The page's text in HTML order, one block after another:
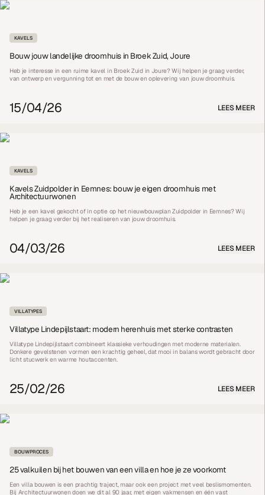
KAVELS
Bouw jouw landelijke droomhuis in Broek Zuid, Joure
Heb je interesse in een ruime kavel in Broek Zuid in Joure? Wij helpen je graag verder,
van ontwerp en vergunning tot en met de bouw en oplevering van jouw droomhuis.
15/04/26 LEES MEER
KAVELS
Kavels Zuidpolder in Eemnes: bouw je eigen droomhuis met
Architectuurwonen
Heb je een kavel gekocht of in optie op het nieuwbouwplan Zuidpolder in Eemnes? Wij
helpen je graag verder bij het realiseren van jouw droomhuis.
04/03/26 LEES MEER
VILLATYPES
Villatype Lindepijlstaart: modern herenhuis met sterke contrasten
Villatype Lindepijlstaart combineert klassieke verhoudingen met moderne materialen.
Donkere gevelstenen vormen een krachtig geheel, dat mooi in balans wordt gebracht door
licht stucwerk en warme houtaccenten.
25/02/26 LEES MEER
BOUWPROCES
25 valkuilen bij het bouwen van een villa en hoe je ze voorkomt
Een villa bouwen is een prachtig traject, maar ook een project met veel beslismomenten.
Bij Architectuurwonen doen we dit al 90 jaar, met eigen vakmensen en één vast